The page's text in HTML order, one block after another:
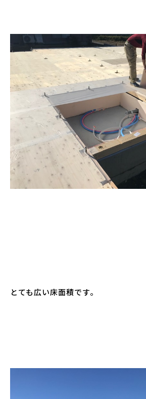
とても広い床面積です。